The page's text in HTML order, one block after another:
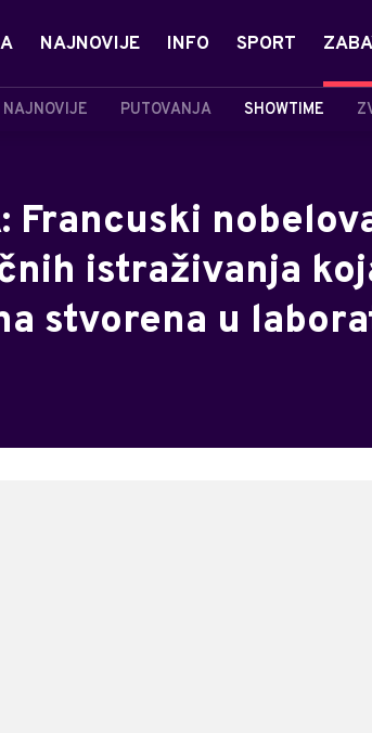
NAJNOVIJE INFO SPORT
NAJNOVIJE PUTOVANJA SHOWTIME
Francuski
istraživanja
stvorena u